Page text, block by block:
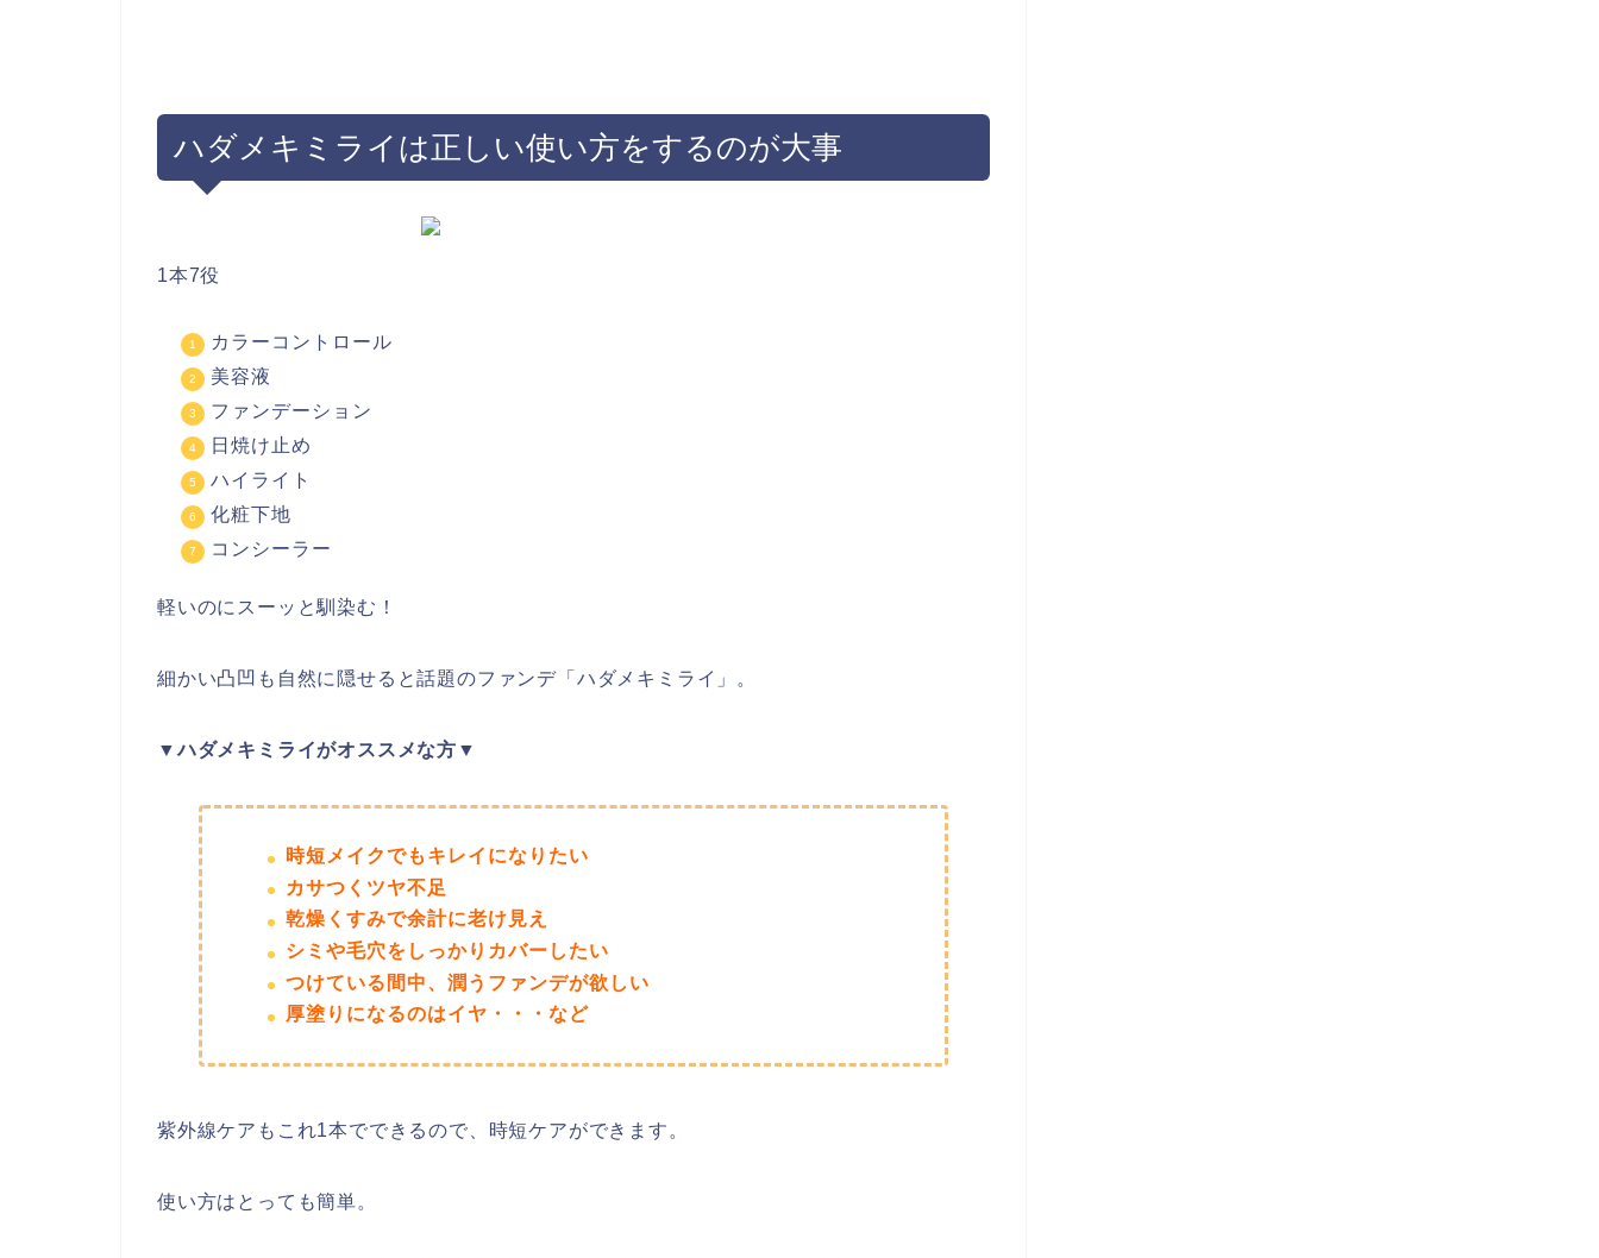
ハダメキミライは正しい使い方をするのが大事
1本7役
カラーコントロール
美容液
ファンデーション
日焼け止め
ハイライト
化粧下地
コンシーラー
軽いのにスーッと馴染む！
細かい凸凹も自然に隠せると話題のファンデ「ハダメキミライ」。
▼ハダメキミライがオススメな方▼
時短メイクでもキレイになりたい
カサつくツヤ不足
乾燥くすみで余計に老け見え
シミや毛穴をしっかりカバーしたい
つけている間中、潤うファンデが欲しい
厚塗りになるのはイヤ・・・など
紫外線ケアもこれ1本でできるので、時短ケアができます。
使い方はとっても簡単。